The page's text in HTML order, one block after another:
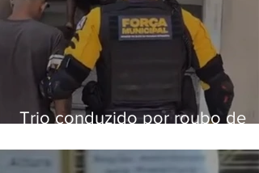
Trio conduzido por roubo de
passagens